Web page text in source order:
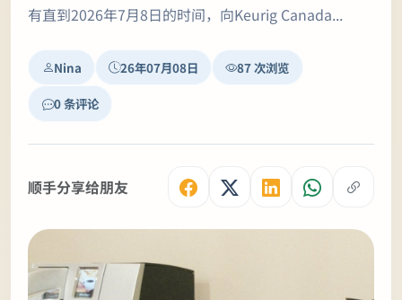
有直到2026年7月8日的时间，向Keurig Canada...
Nina 26年07月08日 87 次浏览
0 条评论
顺手分享给朋友